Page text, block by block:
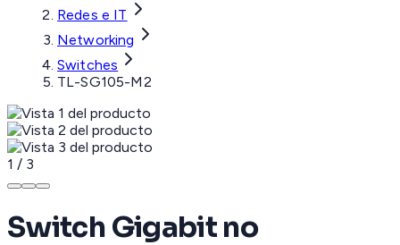
Redes e IT
Networking
Switches
TL-SG105-M2
1 / 3
Switch Gigabit no